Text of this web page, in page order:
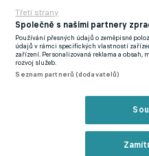
Podmínky užití
Zásady ochrany osobních údajů
Třetí strany
Společně s našimi partnery
Používání přesných údajů o zeměpisné
údajů v rámci specifických vlastností
zařízení. Personalizovaná reklama a obsah,
rozvoj služeb.
Seznam partnerů (dodavatelů)